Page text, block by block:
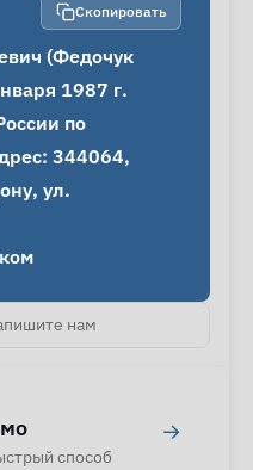
Скопировать
(Федочук
1987 г.
по
344064,
ул.
нам
способ
→